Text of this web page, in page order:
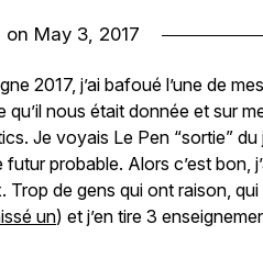
on May 3, 2017
2017, j’ai bafoué l’une de
qu’il nous était donnée et sur
Je voyais Le Pen “sortie” du
probable. Alors c’est bon,
de gens qui ont raison,
un) et j’en tire 3